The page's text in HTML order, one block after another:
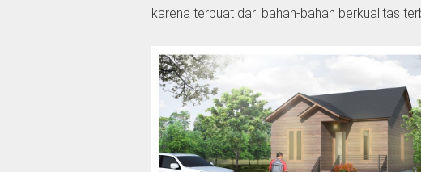
karena terbuat dari bahan-bahan berkualitas